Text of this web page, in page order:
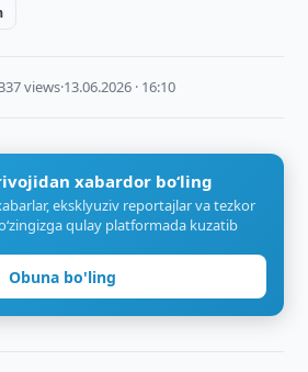
views·13.06.2026 · 16:10
xabardor bo‘ling
eksklyuziv reportajlar va tezkor
qulay platformada kuzatib
Obuna bo'ling